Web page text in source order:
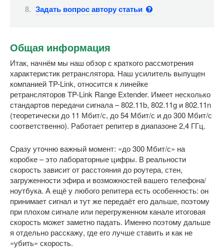
Задать вопрос автору статьи
Общая информация
Итак, начнём мы наш обзор с краткого рассмотрения
характеристик ретранслятора. Наш усилитель выпущен
компанией TP-Link, относится к линейке
ретрансляторов TP-Link Range Extender. Имеет несколько
стандартов передачи сигнала – 802.11b, 802.11g и 802.11n
(теоретически до 11 Мбит/с, до 54 Мбит/с и до 300 Мбит/с
соответственно). Работает репитер в диапазоне 2,4 ГГц.
Сразу уточню важный момент: «до 300 Мбит/с» на
коробке – это лабораторные цифры. В реальности
скорость зависит от расстояния до роутера, стен,
загруженности эфира и возможностей вашего телефона/
ноутбука. А ещё у любого репитера есть особенность: он
принимает сигнал и тут же передаёт его дальше, поэтому
при плохом сигнале или перегруженном канале итоговая
скорость может заметно падать. Именно поэтому дальше
я отдельно расскажу, где его лучше ставить и как не
«убить» скорость.